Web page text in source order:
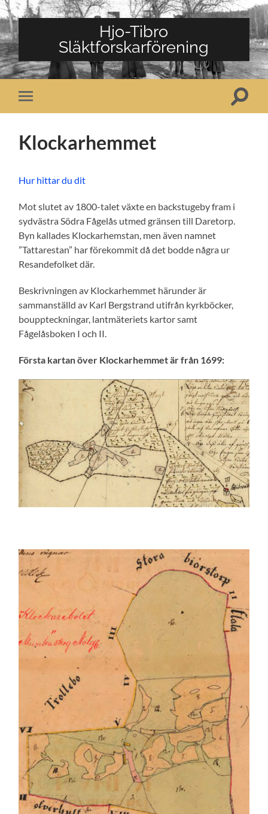
Hjo-Tibro
Släktforskarförening
Slå
på/av
Slå
Klockarhemmet
Hur hittar du dit
Mot slutet av 1800-talet växte en backstugeby fram i
sydvästra Södra Fågelås utmed gränsen till Daretorp.
Byn kallades Klockarhemstan, men även namnet
”Tattarestan” har förekommit då det bodde några ur
Resandefolket där.
Beskrivningen av Klockarhemmet härunder är
sammanställd av Karl Bergstrand utifrån kyrkböcker,
bouppteckningar, lantmäteriets kartor samt
Fågelåsboken I och II.
Första kartan över Klockarhemmet är från 1699: